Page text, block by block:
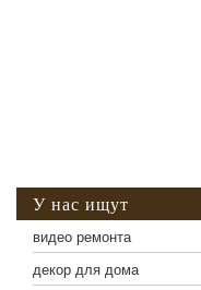
У нас ищут
видео ремонта
декор для дома